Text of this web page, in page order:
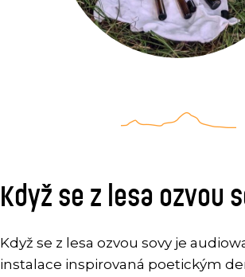
Když se z lesa ozvou
Když se z lesa ozvou sovy je
instalace inspirovaná poetickým